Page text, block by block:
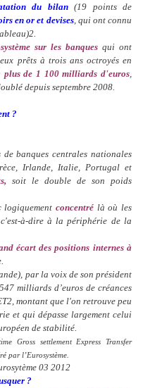
du bilan(19 points de
en or et devises, qui ont connu
sur les banques qui ont
prêts à trois ans octroyés en
plus de 1 100 milliards d'euros,
depuis septembre 2008.
?
banques centrales nationales
Irlande, Italie, Portugal et
soit le double de son poids
logiquementconcentré là où les
à-dire à la périphérie de la
écart des positions internes à
par la voix de son président
milliards d’euros de créances
montant que l'on retrouve peu
et qui dépasse largement celui
de stabilité.
Gross settlement Express Transfer
par l’Eurosystème.
?